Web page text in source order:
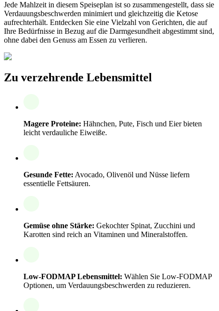
Jede Mahlzeit in diesem Speiseplan ist so zusammengestellt, dass sie
Verdauungsbeschwerden minimiert und gleichzeitig die Ketose
aufrechterhält. Entdecken Sie eine Vielzahl von Gerichten, die auf
Ihre Bedürfnisse in Bezug auf die Darmgesundheit abgestimmt sind,
ohne dabei den Genuss am Essen zu verlieren.
Zu verzehrende Lebensmittel
Magere Proteine: Hähnchen, Pute, Fisch und Eier bieten
leicht verdauliche Eiweiße.
Gesunde Fette: Avocado, Olivenöl und Nüsse liefern
essentielle Fettsäuren.
Gemüse ohne Stärke: Gekochter Spinat, Zucchini und
Karotten sind reich an Vitaminen und Mineralstoffen.
Low-FODMAP Lebensmittel: Wählen Sie Low-FODMAP
Optionen, um Verdauungsbeschwerden zu reduzieren.